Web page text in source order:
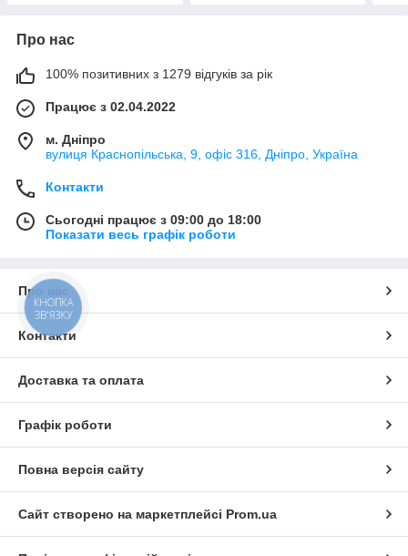
Про нас
100% позитивних з 1279 відгуків за рік
Працює з 02.04.2022
м. Дніпро
вулиця Краснопільська, 9, офіс 316, Дніпро, Україна
Контакти
Сьогодні працює з 09:00 до 18:00
Показати весь графік роботи
Про нас
Контакти
Доставка та оплата
Графік роботи
Повна версія сайту
Сайт створено на маркетплейсі Prom.ua
КНОПКА
ЗВ'ЯЗКУ